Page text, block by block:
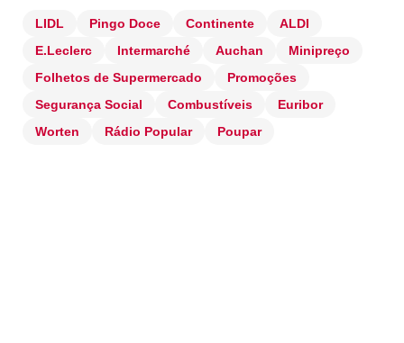
LIDL Pingo Doce Continente
ALDI
E.Leclerc
Intermarché Auchan
Minipreço
Folhetos de Supermercado
Promoções
Segurança Social
Combustíveis
Euribor
Worten
Rádio Popular Poupar